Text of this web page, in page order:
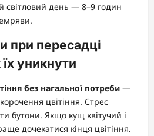
світловий день — 8–9 годин
при пересадці
уникнути
без нагальної потреби —
цвітіння. Стрес
бутони. Якщо кущ квітучий і
дочекатися кінця цвітіння.